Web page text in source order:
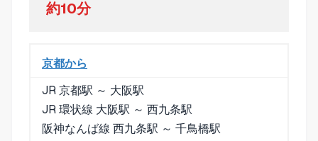
約10分
京都から
JR 京都駅 ～ 大阪駅
JR 環状線 大阪駅 ～ 西九条駅
阪神なんば線 西九条駅 ～ 千鳥橋駅